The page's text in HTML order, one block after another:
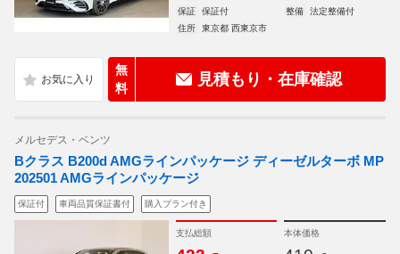
保証
保証付 整備
法定整備付
住所
東京都 西東京市
無
料
見積もり・在庫確認
メルセデス・ベンツ
Bクラス B200d AMGラインパッケージ ディーゼルターボ MP
202501 AMGラインパッケージ
保証付 車両品質保証書付 購入プラン付き
支払総額 本体価格